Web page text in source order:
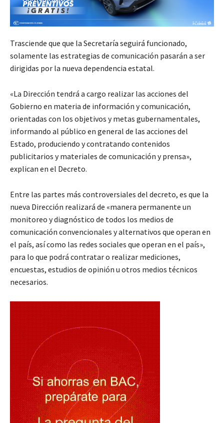
Trasciende que que la Secretaría seguirá funcionado,
solamente las estrategias de comunicación pasarán a ser
dirigidas por la nueva dependencia estatal.
«La Dirección tendrá a cargo realizar las acciones del
Gobierno en materia de información y comunicación,
orientadas con los objetivos y metas gubernamentales,
informando al público en general de las acciones del
Estado, produciendo y contratando contenidos
publicitarios y materiales de comunicación y prensa»,
explican en el Decreto.
Entre las partes más controversiales del decreto, es que la
nueva Dirección realizará de «manera permanente un
monitoreo y diagnóstico de todos los medios de
comunicación convencionales y alternativos que operan en
el país, así como las redes sociales que operan en el país»,
para lo que podrá contratar o realizar mediciones,
encuestas, estudios de opinión u otros medios técnicos
necesarios.